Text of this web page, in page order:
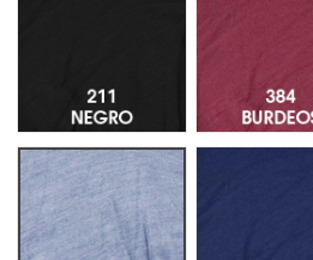
Azul Claro Jaspeado 469